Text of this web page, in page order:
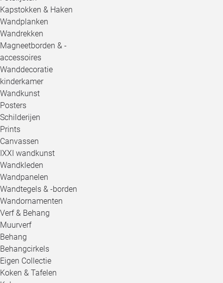
Kapstokken & Haken
Wandplanken
Wandrekken
Magneetborden & -
accessoires
Wanddecoratie
kinderkamer
Wandkunst
Posters
Schilderijen
Prints
Canvassen
IXXI wandkunst
Wandkleden
Wandpanelen
Wandtegels & -borden
Wandornamenten
Verf & Behang
Muurverf
Behang
Behangcirkels
Eigen Collectie
Koken & Tafelen